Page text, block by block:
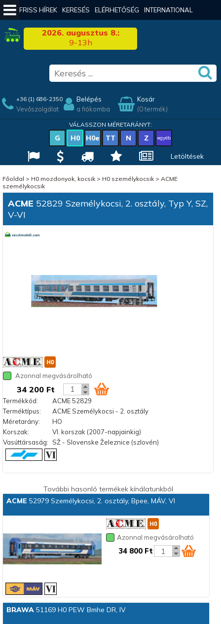
FRISS HÍREK KERESÉS ELÉRHETŐSÉG INTERNATIONAL
2026. augusztus 8.:
9-13h
+36 (1) 686-2350
Vevőszolgálat
Belépés
a fiókomba
Kosár
(0 termék)
VÁLASSZON MÉRETARÁNYT:
G H0 H0e TT N Z egyéb
Letöltések
Főoldal > H0 mozdonyok, kocsik> H0 személykocsik> ACME
személykocsik
ACME 52829 Személykocsi, 2. osztály, Typ Y, SZ,
V-VI
Azonnal megvásárolható
34 200 Ft
Termékkód:
ACME 52829
Terméktípus:
ACME Személykocsi - 2. osztály
Méretarány:
HO
Korszak:
VI. korszak (2007-napjainkig)
Vasúttársaság:
SŽ - Slovenske Železnice (szlovén)
További hasonló termékek kínálatunkból
ACME 52979 Személykocsi, 2. osztály, Bpee, MÁV, VI
Azonnal megvásárolható
34 800 Ft
BRAWA51169 H0 PEW Bmhe DR, IV